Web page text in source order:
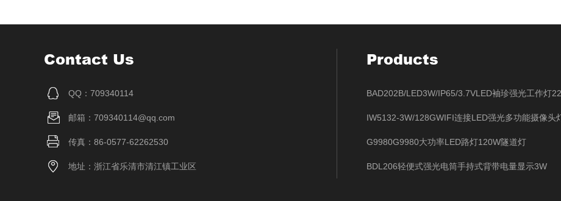
Contact Us
QQ：709340114
邮箱：709340114@qq.com
传真：86-0577-62262530
地址：浙江省乐清市清江镇工业区
Products
G9980G9980大功率LED路灯120W隧道灯
BDL206轻便式强光电筒手持式背带电量显示3W